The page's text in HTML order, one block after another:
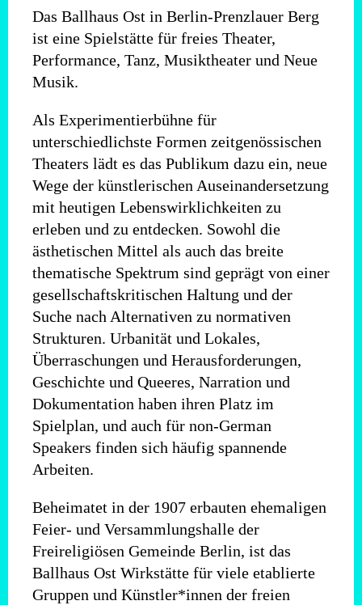
Das Ballhaus Ost in Berlin-Prenzlauer Berg
ist eine Spielstätte für freies Theater,
Performance, Tanz, Musiktheater und Neue
Musik.
Als Experimentierbühne für
unterschiedlichste Formen zeitgenössischen
Theaters lädt es das Publikum dazu ein, neue
Wege der künstlerischen Auseinandersetzung
mit heutigen Lebenswirklichkeiten zu
erleben und zu entdecken. Sowohl die
ästhetischen Mittel als auch das breite
thematische Spektrum sind geprägt von einer
gesellschaftskritischen Haltung und der
Suche nach Alternativen zu normativen
Strukturen. Urbanität und Lokales,
Überraschungen und Herausforderungen,
Geschichte und Queeres, Narration und
Dokumentation haben ihren Platz im
Spielplan, und auch für non-German
Speakers finden sich häufig spannende
Arbeiten.
Beheimatet in der 1907 erbauten ehemaligen
Feier- und Versammlungshalle der
Freireligiösen Gemeinde Berlin, ist das
Ballhaus Ost Wirkstätte für viele etablierte
Gruppen und Künstler*innen der freien